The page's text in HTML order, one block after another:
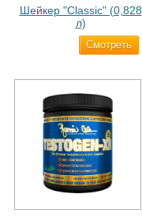
Шейкер "Classic" (0,828
л)
Cмотреть